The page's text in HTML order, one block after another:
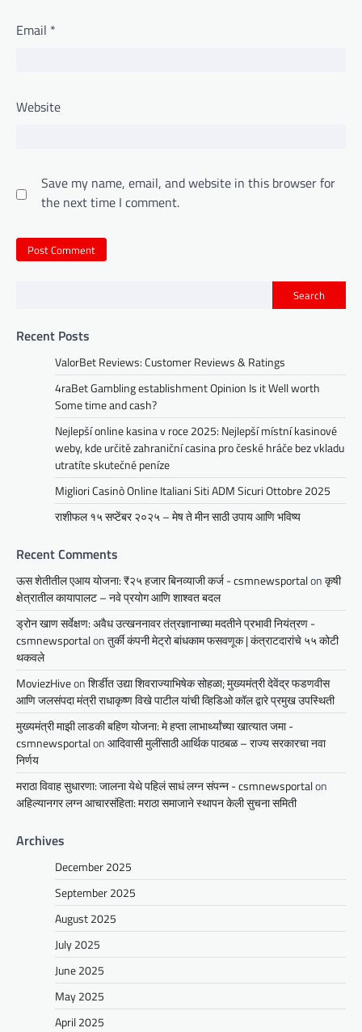
Email *
Website
Save my name, email, and website in this browser for
the next time I comment.
Search
Recent Posts
ValorBet Reviews: Customer Reviews & Ratings
4raBet Gambling establishment Opinion Is it Well worth
Some time and cash?
Nejlepší online kasina v roce 2025: Nejlepší místní kasinové
weby, kde určitě zahraniční casina pro české hráče bez vkladu
utratíte skutečné peníze
Migliori Casinò Online Italiani Siti ADM Sicuri Ottobre 2025
राशीफल १५ सप्टेंबर २०२५ – मेष ते मीन साठी उपाय आणि भविष्य
Recent Comments
ऊस शेतीतील एआय योजना: ₹२५ हजार बिनव्याजी कर्ज - csmnewsportalonकृषी
क्षेत्रातील कायापालट – नवे प्रयोग आणि शाश्वत बदल
ड्रोन खाण सर्वेक्षण: अवैध उत्खननावर तंत्रज्ञानाच्या मदतीने प्रभावी नियंत्रण -
csmnewsportalonतुर्की कंपनी मेट्रो बांधकाम फसवणूक | कंत्राटदारांचे ५५ कोटी
थकवले
MoviezHiveonशिर्डीत उद्या शिवराज्याभिषेक सोहळा; मुख्यमंत्री देवेंद्र फडणवीस
आणि जलसंपदा मंत्री राधाकृष्ण विखे पाटील यांची व्हिडिओ कॉल द्वारे प्रमुख उपस्थिती
मुख्यमंत्री माझी लाडकी बहिण योजना: मे हप्ता लाभार्थ्यांच्या खात्यात जमा -
csmnewsportalonआदिवासी मुलींसाठी आर्थिक पाठबळ – राज्य सरकारचा नवा
निर्णय
मराठा विवाह सुधारणा: जालना येथे पहिलं साधं लग्न संपन्न - csmnewsportalon
अहिल्यानगर लग्न आचारसंहिता: मराठा समाजाने स्थापन केली सुचना समिती
Archives
December 2025
September 2025
August 2025
July 2025
June 2025
May 2025
April 2025